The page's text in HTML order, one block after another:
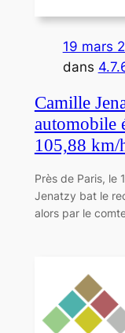
19 mars
dans
Camille
automobile
105,88 km/
Près de Paris, le
Jenatzy bat le
alors par le